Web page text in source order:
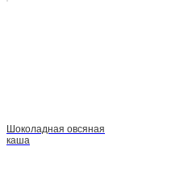
Шоколадная овсяная
каша